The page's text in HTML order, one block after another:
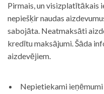
Pirmais, un visizplatītākais
nepiešķir naudas
sabojāta. Neatmaksāti
kredītu maksājumi. Šāda
aizdevējiem.
Nepietiekami ieņēmumi